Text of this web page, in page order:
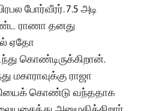
போர்வீரர். 7.5 அடி
ராணா தனது
ஏதோ
கொண்டிருக்கிறான்.
மகாராவுக்கு ராஜா
கொண்டு வந்ததாக